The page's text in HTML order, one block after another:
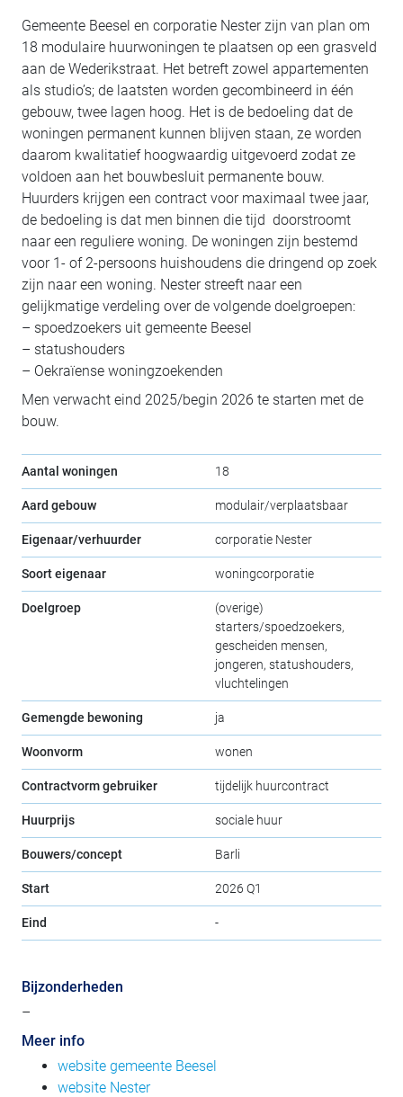
Gemeente Beesel en corporatie Nester zijn van plan om
18 modulaire huurwoningen te plaatsen op een grasveld
aan de Wederikstraat. Het betreft zowel appartementen
als studio’s; de laatsten worden gecombineerd in één
gebouw, twee lagen hoog. Het is de bedoeling dat de
woningen permanent kunnen blijven staan, ze worden
daarom kwalitatief hoogwaardig uitgevoerd zodat ze
voldoen aan het bouwbesluit permanente bouw.
Huurders krijgen een contract voor maximaal twee jaar,
de bedoeling is dat men binnen die tijd doorstroomt
naar een reguliere woning. De woningen zijn bestemd
voor 1- of 2-persoons huishoudens die dringend op zoek
zijn naar een woning. Nester streeft naar een
gelijkmatige verdeling over de volgende doelgroepen:
– spoedzoekers uit gemeente Beesel
– statushouders
– Oekraïense woningzoekenden
Men verwacht eind 2025/begin 2026 te starten met de
bouw.
Aantal woningen 18
Aard gebouw modulair/verplaatsbaar
Eigenaar/verhuurder corporatie Nester
Soort eigenaar woningcorporatie
Doelgroep
(overige)
starters/spoedzoekers,
gescheiden mensen,
jongeren, statushouders,
vluchtelingen
Gemengde bewoning ja
Woonvorm wonen
Contractvorm gebruiker tijdelijk huurcontract
Huurprijs sociale huur
Bouwers/concept Barli
Start 2026 Q1
Eind -
Bijzonderheden
–
Meer info
website gemeente Beesel
website Nester